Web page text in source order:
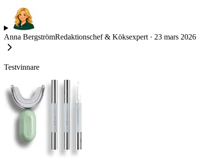
Anna BergströmRedaktionschef & Köksexpert · 23 mars 2026
Testvinnare